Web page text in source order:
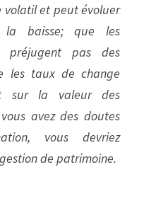
volatil et peut évoluer
baisse; que les
préjugent pas des
les taux de change
sur la valeur des
avez des doutes
vous devriez
de patrimoine.